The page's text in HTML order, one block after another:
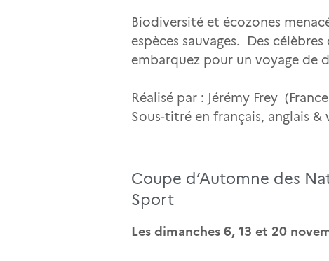
Biodiversité et écozones
espèces sauvages. Des
embarquez pour un voyage de
Réalisé par : Jérémy Frey
Sous-titré en français, anglais
Coupe d’Automne des
Sport
Les dimanches 6, 13 et 20